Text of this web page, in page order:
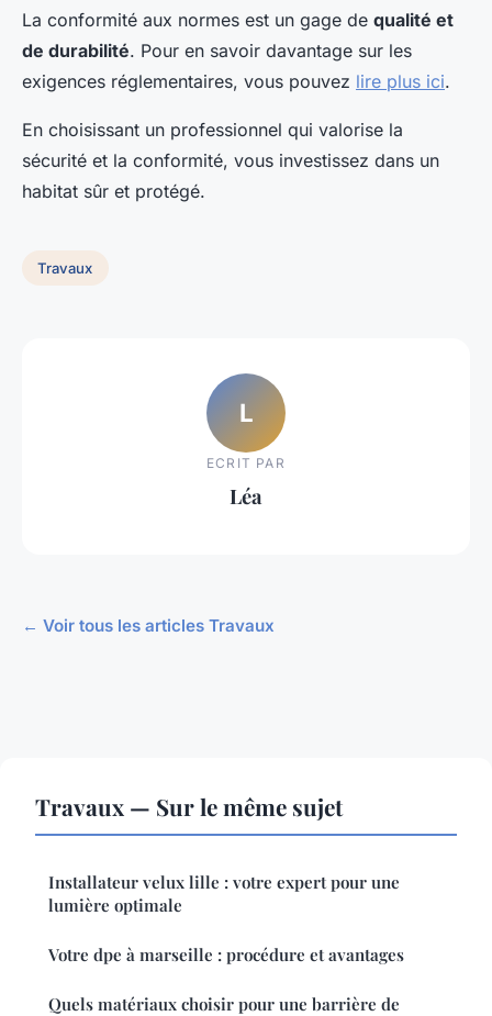
La conformité aux normes est un gage de qualité et
de durabilité. Pour en savoir davantage sur les
exigences réglementaires, vous pouvez lire plus ici.
En choisissant un professionnel qui valorise la
sécurité et la conformité, vous investissez dans un
habitat sûr et protégé.
Travaux
L
ECRIT PAR
Léa
← Voir tous les articles Travaux
Travaux — Sur le même sujet
Installateur velux lille : votre expert pour une
lumière optimale
Votre dpe à marseille : procédure et avantages
Quels matériaux choisir pour une barrière de